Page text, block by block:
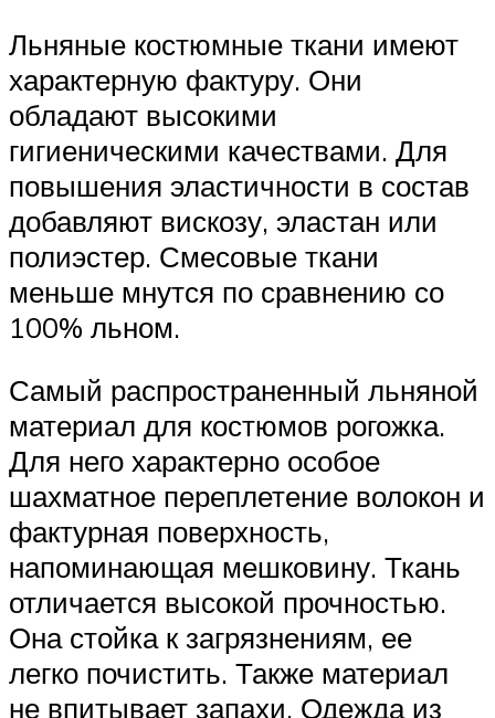
Льняные костюмные ткани имеют
характерную фактуру. Они
обладают высокими
гигиеническими качествами. Для
повышения эластичности в состав
добавляют вискозу, эластан или
полиэстер. Смесовые ткани
меньше мнутся по сравнению со
100% льном.
Самый распространенный льняной
материал для костюмов рогожка.
Для него характерно особое
шахматное переплетение волокон и
фактурная поверхность,
напоминающая мешковину. Ткань
отличается высокой прочностью.
Она стойка к загрязнениям, ее
легко почистить. Также материал
не впитывает запахи. Одежда из